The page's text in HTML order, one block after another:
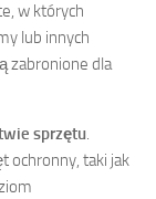
w których
lub innych
zabronione dla
sprzętu.
ochronny, taki jak